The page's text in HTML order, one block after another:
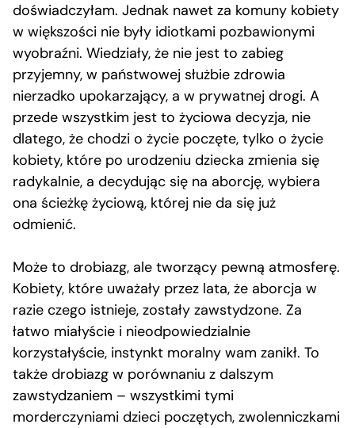
doświadczyłam. Jednak nawet za komuny kobiety
w większości nie były idiotkami pozbawionymi
wyobraźni. Wiedziały, że nie jest to zabieg
przyjemny, w państwowej służbie zdrowia
nierzadko upokarzający, a w prywatnej drogi. A
przede wszystkim jest to życiowa decyzja, nie
dlatego, że chodzi o życie poczęte, tylko o życie
kobiety, które po urodzeniu dziecka zmienia się
radykalnie, a decydując się na aborcję, wybiera
ona ścieżkę życiową, której nie da się już
odmienić.
Może to drobiazg, ale tworzący pewną atmosferę.
Kobiety, które uważały przez lata, że aborcja w
razie czego istnieje, zostały zawstydzone. Za
łatwo miałyście i nieodpowiedzialnie
korzystałyście, instynkt moralny wam zanikł. To
także drobiazg w porównaniu z dalszym
zawstydzaniem – wszystkimi tymi
morderczyniami dzieci poczętych, zwolenniczkami